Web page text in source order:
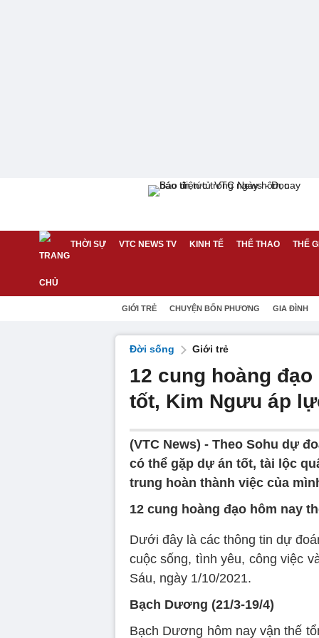
THỜI SỰ VTC NEWS TV KINH TẾ THỂ THAO THẾ
GIỚI TRẺ CHUYỆN BỐN PHƯƠNG GIA ĐÌNH
Đời sống Giới trẻ
12 cung hoàng
tốt, Kim Ngưu áp
(VTC News) - Theo Sohu dự
có thể gặp dự án tốt, tài lộc
trung hoàn thành việc của
12 cung hoàng đạo hôm nay
Dưới đây là các thông tin dự
cuộc sống, tình yêu, công việc
Sáu, ngày 1/10/2021.
Bạch Dương (21/3-19/4)
Bạch Dương hôm nay vận thế